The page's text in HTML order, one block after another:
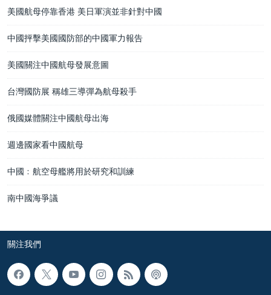
美國航母停靠香港 美日軍演並非針對中國
中國抨擊美國國防部的中國軍力報告
美國關注中國航母發展意圖
台灣國防展 稱雄三導彈為航母殺手
俄國媒體關注中國航母出海
週邊國家看中國航母
中國﹕航空母艦將用於研究和訓練
南中國海爭議
關注我們